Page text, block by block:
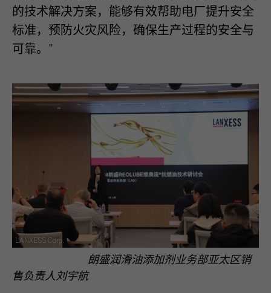
的技术解决方案，能够有效帮助电厂提升安全
标准，预防火灾风险，确保生产过程的安全与
可靠。”
LANXESS Corp.
朗盛润滑油添加剂业务部亚太区销
售负责人刘宇航